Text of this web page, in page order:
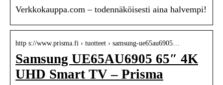
Verkkokauppa.com – todennäköisesti aina halvempi!
http s://www.prisma.fi › tuotteet › samsung-ue65au6905…
Samsung UE65AU6905 65″ 4K
UHD Smart TV – Prisma